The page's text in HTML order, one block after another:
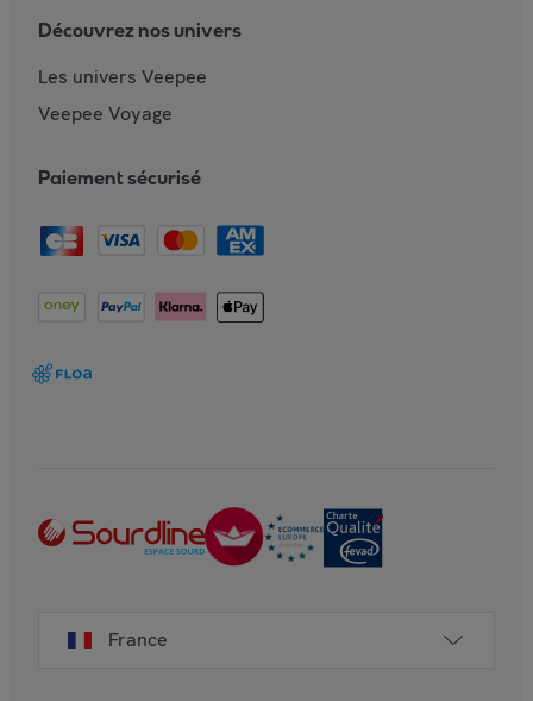
Découvrez nos univers
Les univers Veepee
Veepee Voyage
Paiement sécurisé
France